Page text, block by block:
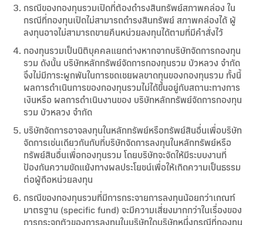
กรณีของกองทุนรวมเปิดที่ต้องดำรงสินทรัพย์สภาพคล่อง ใน
กรณีที่กองทุนเปิดไม่สามารถดำรงสินทรัพย์ สภาพคล่องได้ ผู้
ลงทุนอาจไม่สามารถขายคืนหน่วยลงทุนได้ตามที่มีคำสั่งไว้
กองทุนรวมเป็นนิติบุคคลแยกต่างหากจากบริษัทจัดการกองทุน
รวม ดังนั้น บริษัทหลักทรัพย์จัดการกองทุนรวม บัวหลวง จำกัด
จึงไม่มีภาระผูกพันในการชดเชยผลขาดทุนของกองทุนรวม ทั้งนี้
ผลการดำเนินการของกองทุนรวมไม่ได้ขึ้นอยู่กับสถานะทางการ
เงินหรือ ผลการดำเนินงานของ บริษัทหลักทรัพย์จัดการกองทุน
รวม บัวหลวง จำกัด
บริษัทจัดการอาจลงทุนในหลักทรัพย์หรือทรัพย์สินอื่นเพื่อบริษัท
จัดการเช่นเดียวกันกับที่บริษัทจัดการลงทุนในหลักทรัพย์หรือ
ทรัพย์สินอื่นเพื่อกองทุนรวม โดยบริษัทจะจัดให้มีระบบงานที่
ป้องกันความขัดแย้งทางผลประโยชน์เพื่อให้เกิดความเป็นธรรม
ต่อผู้ถือหน่วยลงทุน
กรณีของกองทุนรวมที่มีการกระจายการลงทุนน้อยกว่าเกณฑ์
มาตรฐาน (specific fund) จะมีความเสี่ยงมากกว่าในเรื่องของ